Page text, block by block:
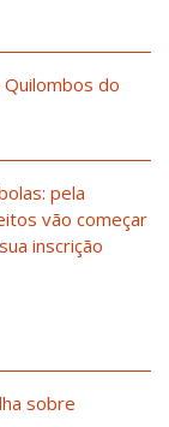
do
pela
vão começar
inscrição
sobre